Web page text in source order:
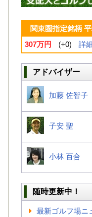
関東圏指定銘柄
307万円
(+0) 詳
アドバイザー
加藤 佐智子
子安 聖
小林 百合
随時更新中！
最新ゴルフ場ニ